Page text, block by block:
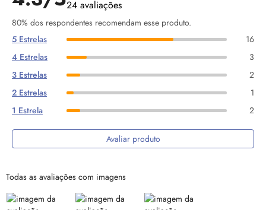
24 avaliações
80% dos respondentes recomendam esse produto.
5 Estrelas
16
4 Estrelas
3
3 Estrelas
2
2 Estrelas
1
1 Estrela
2
Avaliar produto
Todas as avaliações com imagens